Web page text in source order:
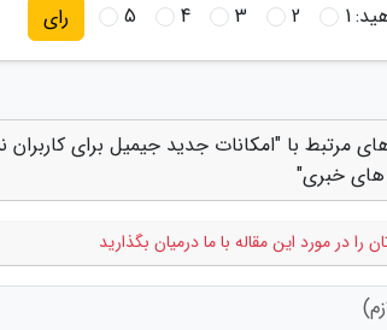
1
2
3
4
5 رای
مرتبط با "امکانات جدید جیمیل برای
های خبری"
را در مورد این مقاله با ما درمیان بگذارید